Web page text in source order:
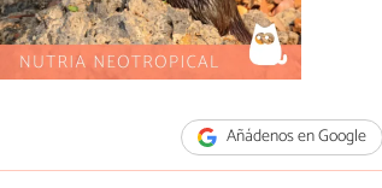
Añádenos en Google